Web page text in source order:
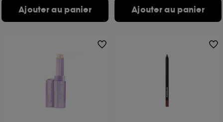
Ajouter au panier Ajouter au panier